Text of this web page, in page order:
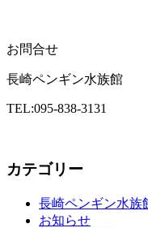
お問合せ
長崎ペンギン水族館
TEL:095-838-3131
カテゴリー
長崎ペンギン水族
お知らせ